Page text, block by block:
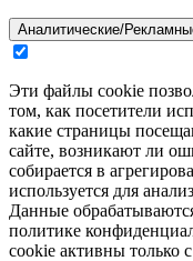
Аналитические/
Эти файлы cookie
том, как посетители
какие страницы
сайте, возникают ли
собирается в
используется для
Данные
политике
cookie активны только